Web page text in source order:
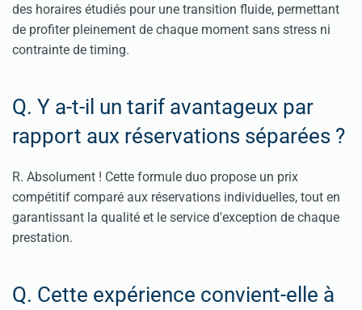
des horaires étudiés pour une transition fluide, permettant
de profiter pleinement de chaque moment sans stress ni
contrainte de timing.
Q. Y a-t-il un tarif avantageux par
rapport aux réservations séparées ?
R. Absolument ! Cette formule duo propose un prix
compétitif comparé aux réservations individuelles, tout en
garantissant la qualité et le service d'exception de chaque
prestation.
Q. Cette expérience convient-elle à